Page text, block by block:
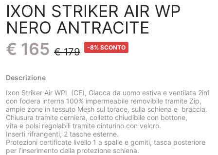
IXON STRIKER AIR WP
NERO ANTRACITE
€ 165 € 179 -8% SCONTO
Descrizione
Ixon Striker Air WPL (CE), Giacca da uomo estiva e ventilata 2in1
con fodera interna 100% impermeabile removibile tramite Zip,
ampie zone in tessuto Mesh sul torace, sulla schiena e braccia.
Chiusura tramite cerniera, colletto chiudibile con bottone,
vita e polsi regolabili tramite cinturino con velcro.
Inserti rifrangenti, 2 tasche esterne.
Protezioni certificate livello 1 a spalle e gomiti, tasca posteriore
per l'inserimento della protezione schiena.